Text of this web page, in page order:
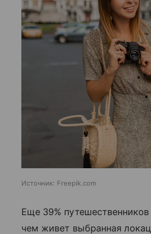
Источник: Freepik.com
Еще 39% путешественников
чем живет выбранная